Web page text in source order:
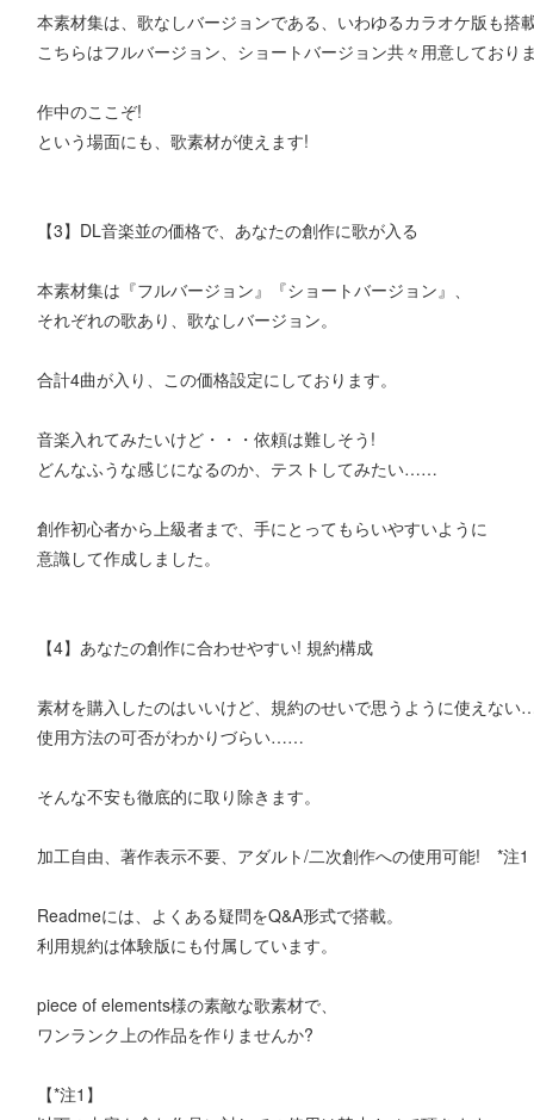
本素材集は、歌なしバージョンである、いわゆるカラオケ版も搭
こちらはフルバージョン、ショートバージョン共々用意しており
作中のここぞ!
という場面にも、歌素材が使えます!
【3】DL音楽並の価格で、あなたの創作に歌が入る
本素材集は『フルバージョン』『ショートバージョン』、
それぞれの歌あり、歌なしバージョン。
合計4曲が入り、この価格設定にしております。
音楽入れてみたいけど・・・依頼は難しそう!
どんなふうな感じになるのか、テストしてみたい……
創作初心者から上級者まで、手にとってもらいやすいように
意識して作成しました。
【4】あなたの創作に合わせやすい! 規約構成
素材を購入したのはいいけど、規約のせいで思うように使えな
使用方法の可否がわかりづらい……
そんな不安も徹底的に取り除きます。
加工自由、著作表示不要、アダルト/二次創作への使用可能! *注1
Readmeには、よくある疑問をQ&A形式で搭載。
利用規約は体験版にも付属しています。
piece of elements様の素敵な歌素材で、
ワンランク上の作品を作りませんか?
【*注1】